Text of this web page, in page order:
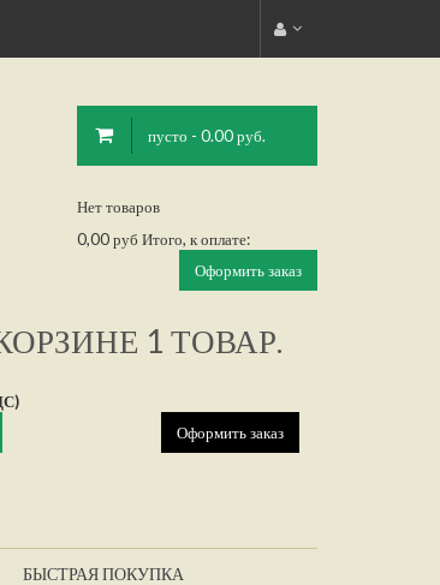
пусто - 0.00 руб.
Нет товаров
0,00 руб Итого, к оплате:
Оформить заказ
1 ТОВАР.
Оформить заказ
БЫСТРАЯ ПОКУПКА